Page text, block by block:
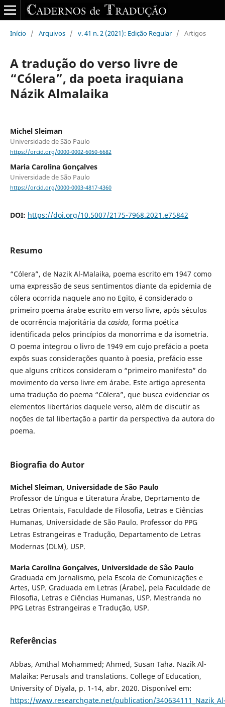
Início / Arquivos / v. 41 n. 2 (2021): Edição Regular / Artigos
A tradução do verso livre de
“Cólera”, da poeta iraquiana
Názik Almalaika
Michel Sleiman
Universidade de São Paulo
https://orcid.org/0000-0002-6050-6682
Maria Carolina Gonçalves
Universidade de São Paulo
https://orcid.org/0000-0003-4817-4360
DOI: https://doi.org/10.5007/2175-7968.2021.e75842
Resumo
“Cólera”, de Nazik Al-Malaika, poema escrito em 1947 como
uma expressão de seus sentimentos diante da epidemia de
cólera ocorrida naquele ano no Egito, é considerado o
primeiro poema árabe escrito em verso livre, após séculos
de ocorrência majoritária da casida, forma poética
identificada pelos princípios da monorrima e da isometria.
O poema integrou o livro de 1949 em cujo prefácio a poeta
expôs suas considerações quanto à poesia, prefácio esse
que alguns críticos consideram o “primeiro manifesto” do
movimento do verso livre em árabe. Este artigo apresenta
uma tradução do poema “Cólera”, que busca evidenciar os
elementos libertários daquele verso, além de discutir as
noções de tal libertação a partir da perspectiva da autora do
poema.
Biografia do Autor
Michel Sleiman, Universidade de São Paulo
Professor de Língua e Literatura Árabe, Deprtamento de
Letras Orientais, Faculdade de Filosofia, Letras e Ciências
Humanas, Universidade de São Paulo. Professor do PPG
Letras Estrangeiras e Tradução, Departamento de Letras
Modernas (DLM), USP.
Maria Carolina Gonçalves, Universidade de São Paulo
Graduada em Jornalismo, pela Escola de Comunicações e
Artes, USP. Graduada em Letras (Árabe), pela Faculdade de
Filosofia, Letras e Ciências Humanas, USP. Mestranda no
PPG Letras Estrangeiras e Tradução, USP.
Referências
Abbas, Amthal Mohammed; Ahmed, Susan Taha. Nazik Al-
Malaika: Perusals and translations. College of Education,
University of Diyala, p. 1-14, abr. 2020. Disponível em:
https://www.researchgate.net/publication/